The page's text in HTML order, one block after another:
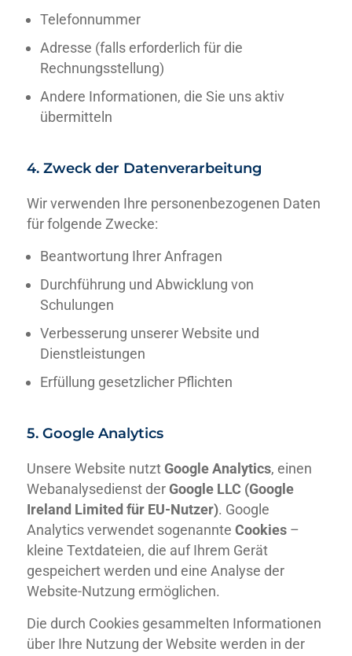
Telefonnummer
Adresse (falls erforderlich für die
Rechnungsstellung)
Andere Informationen, die Sie uns aktiv
übermitteln
4. Zweck der Datenverarbeitung
Wir verwenden Ihre personenbezogenen Daten
für folgende Zwecke:
Beantwortung Ihrer Anfragen
Durchführung und Abwicklung von
Schulungen
Verbesserung unserer Website und
Dienstleistungen
Erfüllung gesetzlicher Pflichten
5. Google Analytics
Unsere Website nutztGoogle Analytics, einen
Webanalysedienst derGoogle LLC (Google
Ireland Limited für EU-Nutzer). Google
Analytics verwendet sogenannte Cookies –
kleine Textdateien, die auf Ihrem Gerät
gespeichert werden und eine Analyse der
Website-Nutzung ermöglichen.
Die durch Cookies gesammelten Informationen
über Ihre Nutzung der Website werden in der